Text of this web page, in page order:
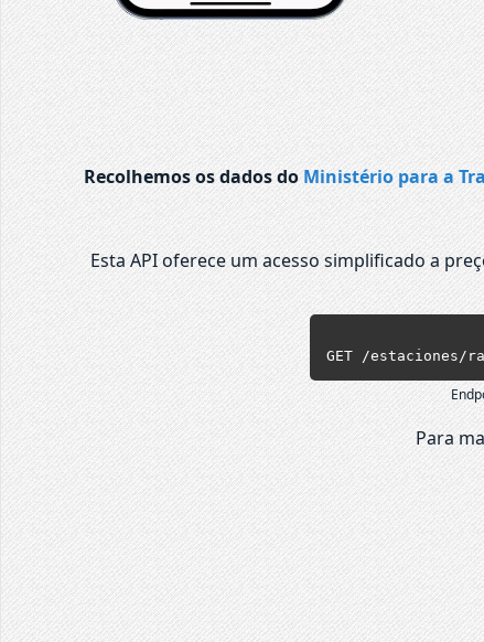
Recolhemos os dados do Ministério para a
Esta API oferece um acesso simplificado a
GET /estaciones/
Para